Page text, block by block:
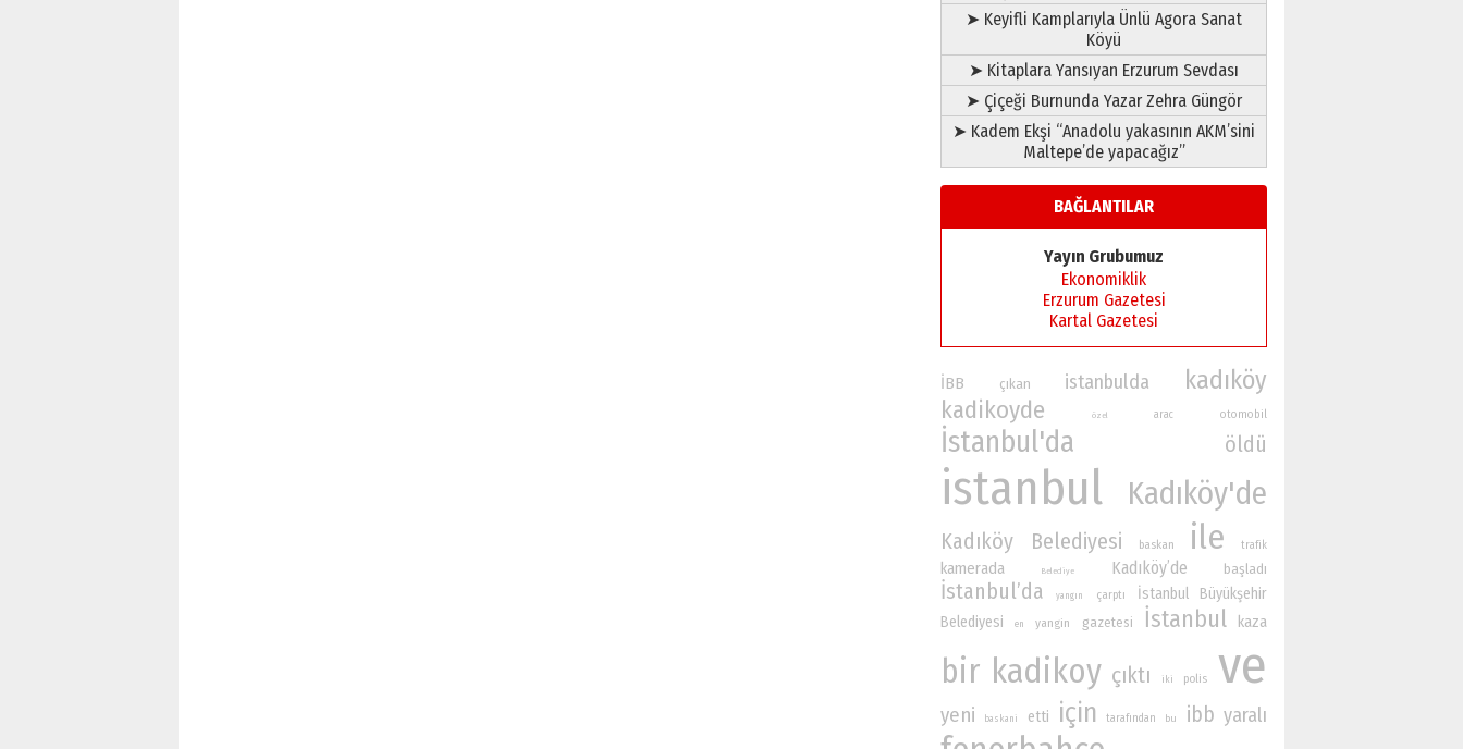
➤ Keyifli Kamplarıyla Ünlü Agora Sanat
Köyü
➤ Kitaplara Yansıyan Erzurum Sevdası
➤ Çiçeği Burnunda Yazar Zehra Güngör
➤ Kadem Ekşi “Anadolu yakasının AKM’sini
Maltepe’de yapacağız”
BAĞLANTILAR
Yayın Grubumuz
Ekonomiklik
Erzurum Gazetesi
Kartal Gazetesi
İBB çıkan istanbulda kadıköy
kadikoyde özel arac otomobil
İstanbul'da öldü
istanbul Kadıköy'de
Kadıköy Belediyesi baskan ile trafik
kamerada Belediye Kadıköy’de başladı
İstanbul’da yangın çarptı
İstanbul Büyükşehir
Belediyesi
en yangin gazetesi İstanbul kaza
bir kadikoy çıktı iki polis ve
yeni baskani etti için tarafından bu ibb yaralı